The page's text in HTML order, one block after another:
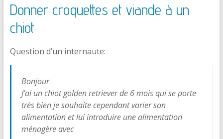
Donner croquettes et viande à un
chiot
Question d’un internaute:
Bonjour
J’ai un chiot golden retriever de 6 mois qui se porte
très bien je souhaite cependant varier son
alimentation et lui introduire une alimentation
ménagère avec